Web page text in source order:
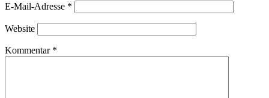
E-Mail-Adresse *
Website
Kommentar *